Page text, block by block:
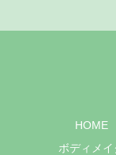
HOME
ボディメイ